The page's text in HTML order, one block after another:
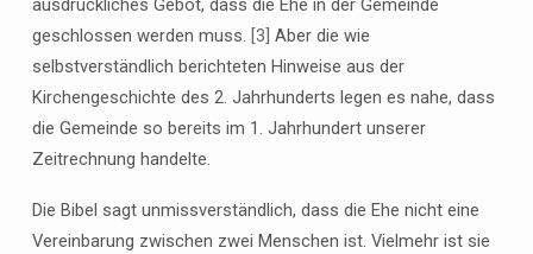
ausdrückliches Gebot, dass die Ehe in der Gemeinde
geschlossen werden muss. [3] Aber die wie
selbstverständlich berichteten Hinweise aus der
Kirchengeschichte des 2. Jahrhunderts legen es nahe, dass
die Gemeinde so bereits im 1. Jahrhundert unserer
Zeitrechnung handelte.
Die Bibel sagt unmissverständlich, dass die Ehe nicht eine
Vereinbarung zwischen zwei Menschen ist. Vielmehr ist sie